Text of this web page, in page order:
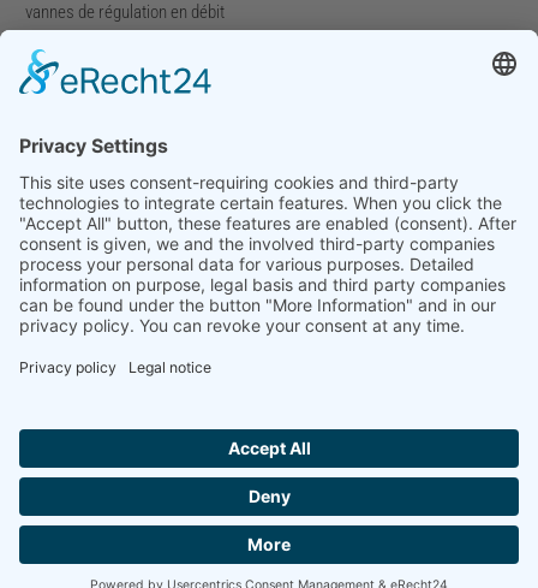
vannes de régulation en débit
vannes spéciales
Entreprise
Profil de l'entreprise
Téléchargements
Foires
Contact